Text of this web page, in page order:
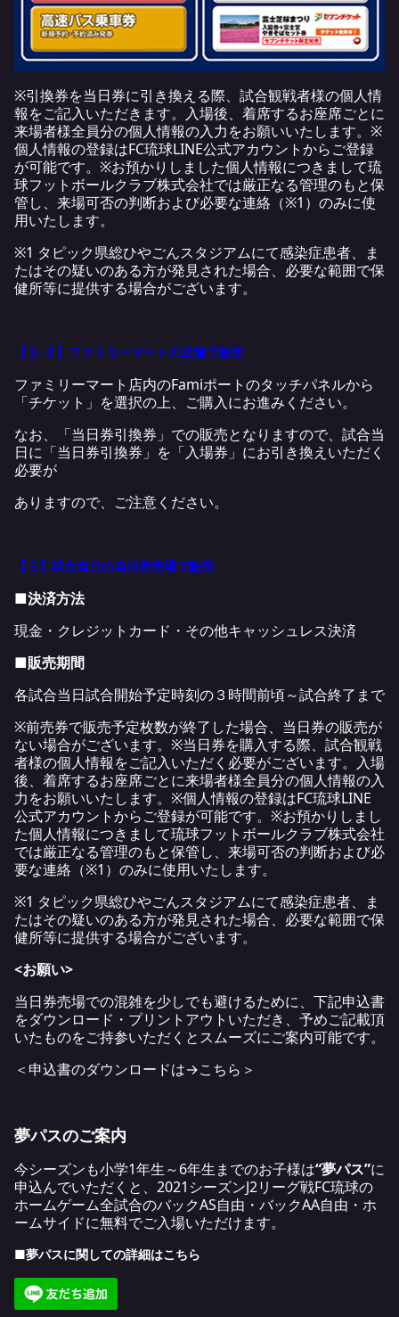
※引換券を当日券に引き換える際、試合観戦者様の個人情
報をご記入いただきます。入場後、着席するお座席ごとに
来場者様全員分の個人情報の入力をお願いいたします。※
個人情報の登録はFC琉球LINE公式アカウントからご登録
が可能です。※お預かりしました個人情報につきまして琉
球フットボールクラブ株式会社では厳正なる管理のもと保
管し、来場可否の判断および必要な連絡（※1）のみに使
用いたします。
※1 タピック県総ひやごんスタジアムにて感染症患者、ま
たはその疑いのある方が発見された場合、必要な範囲で保
健所等に提供する場合がございます。
【２-２】ファミリーマートの店舗で販売
ファミリーマート店内のFamiポートのタッチパネルから
「チケット」を選択の上、ご購入にお進みください。
なお、「当日券引換券」での販売となりますので、試合当
日に「当日券引換券」を「入場券」にお引き換えいただく
必要が
ありますので、ご注意ください。
【３】試合当日の当日券売場で販売
■決済方法
現金・クレジットカード・その他キャッシュレス決済
■販売期間
各試合当日試合開始予定時刻の３時間前頃～試合終了まで
※前売券で販売予定枚数が終了した場合、当日券の販売が
ない場合がございます。※当日券を購入する際、試合観戦
者様の個人情報をご記入いただく必要がございます。入場
後、着席するお座席ごとに来場者様全員分の個人情報の入
力をお願いいたします。※個人情報の登録はFC琉球LINE
公式アカウントからご登録が可能です。※お預かりしまし
た個人情報につきまして琉球フットボールクラブ株式会社
では厳正なる管理のもと保管し、来場可否の判断および必
要な連絡（※1）のみに使用いたします。
※1 タピック県総ひやごんスタジアムにて感染症患者、ま
たはその疑いのある方が発見された場合、必要な範囲で保
健所等に提供する場合がございます。
<お願い>
当日券売場での混雑を少しでも避けるために、下記申込書
をダウンロード・プリントアウトいただき、予めご記載頂
いたものをご持参いただくとスムーズにご案内可能です。
＜申込書のダウンロードは→こちら ＞
夢パスのご案内
今シーズンも小学1年生～6年生までのお子様は“夢パス”に
申込んでいただくと、2021シーズンJ2リーグ戦FC琉球の
ホームゲーム全試合のバックAS自由・バックAA自由・ホ
ームサイドに無料でご入場いただけます。
■夢パスに関しての詳細はこちら